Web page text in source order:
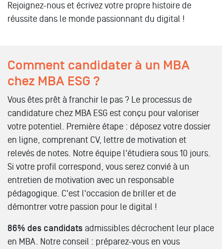
Rejoignez-nous et écrivez votre propre histoire de
réussite dans le monde passionnant du digital !
Comment candidater à un MBA
chez MBA ESG ?
Vous êtes prêt à franchir le pas ? Le processus de
candidature chez MBA ESG est conçu pour valoriser
votre potentiel. Première étape : déposez votre dossier
en ligne, comprenant CV, lettre de motivation et
relevés de notes. Notre équipe l'étudiera sous 10 jours.
Si votre profil correspond, vous serez convié à un
entretien de motivation avec un responsable
pédagogique. C'est l'occasion de briller et de
démontrer votre passion pour le digital !
86% des candidats admissibles décrochent leur place
en MBA. Notre conseil : préparez-vous en vous